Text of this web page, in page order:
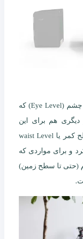
علاوه بر ویزور یا منظره یاب در سطح چشم (Eye Level) که
هم برای این
دوربین طراحی شده که ویزور در سطح کمر یا waist Level
و برای مواردی که
(حتی تا سطح زمین)